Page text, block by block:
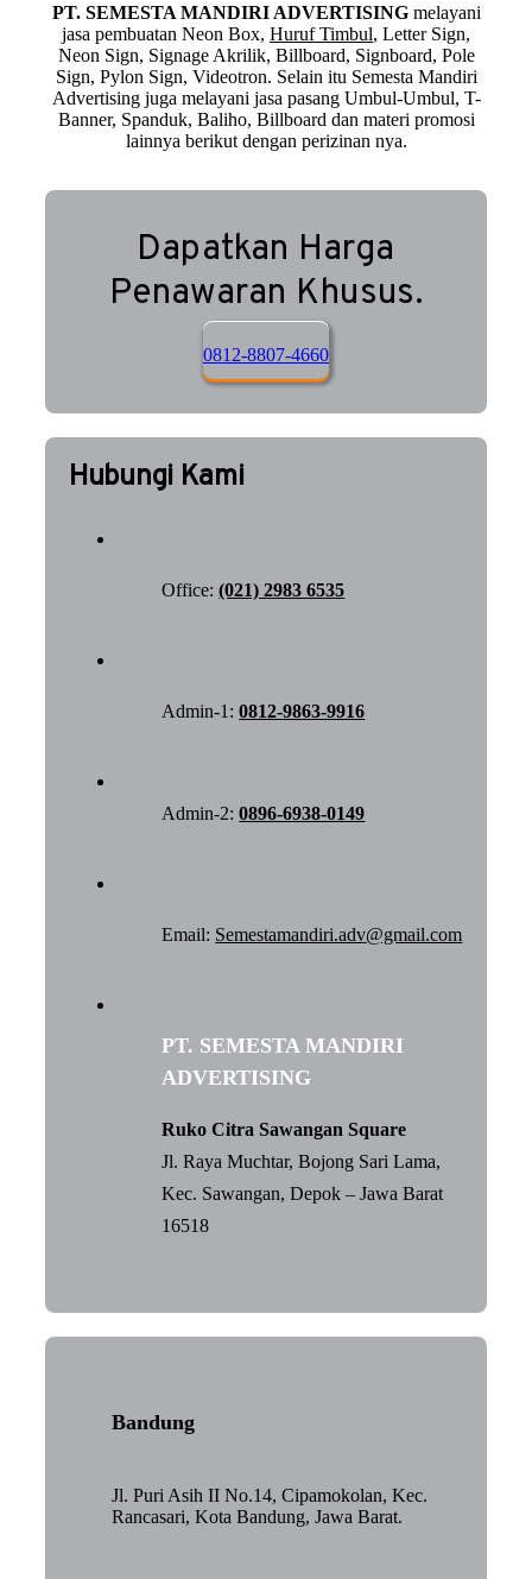
PT. SEMESTA MANDIRI ADVERTISINGmelayani
jasa pembuatan Neon Box, Huruf Timbul, Letter Sign,
Neon Sign, Signage Akrilik, Billboard, Signboard, Pole
Sign, Pylon Sign, Videotron. Selain itu Semesta Mandiri
Advertising juga melayani jasa pasang Umbul-Umbul, T-
Banner, Spanduk, Baliho, Billboard dan materi promosi
lainnya berikut dengan perizinan nya.
Dapatkan Harga
Penawaran Khusus.
0812-8807-4660
Hubungi Kami
Office:(021) 2983 6535
Admin-1:0812-9863-9916
Admin-2:0896-6938-0149
Email: Semestamandiri.adv@gmail.com
PT. SEMESTA MANDIRI
ADVERTISING
Ruko Citra Sawangan Square
Jl. Raya Muchtar, Bojong Sari Lama,
Kec. Sawangan, Depok – Jawa Barat
16518
Bandung
Jl. Puri Asih II No.14, Cipamokolan, Kec.
Rancasari, Kota Bandung, Jawa Barat.